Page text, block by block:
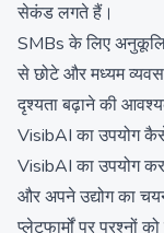
सेकंड लगते हैं।
SMBs के लिए
से छोटे और मध्यम
दृश्यता बढ़ाने की
VisibAI का उपयोग
VisibAI का उपयोग
और अपने उद्योग का
प्लेटफार्मों पर प्रश्नों